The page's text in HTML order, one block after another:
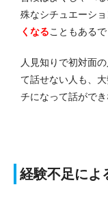
殊なシチュエーショ
くなることもあるで
人見知りで初対面
て話せない人も、
チになって話ができ
経験不足によ